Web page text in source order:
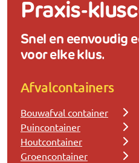
Praxis-
Snel en eenvoudig
voor elke klus.
Afvalcontainers
Bouwafval container
Puincontainer
Houtcontainer
Groencontainer